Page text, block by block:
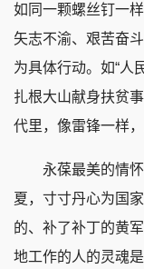
如同一颗螺丝钉一
矢志不渝、艰苦奋
为具体行动。如“人
扎根大山献身扶贫
代里，像雷锋一样
永葆最美的情怀
夏，寸寸丹心为国
的、补了补丁的黄
地工作的人的灵魂